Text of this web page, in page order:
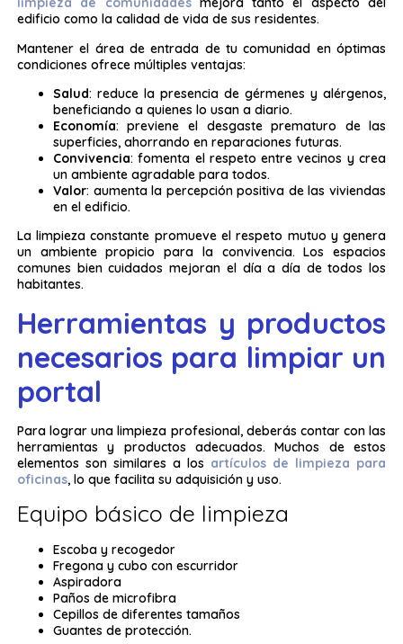
edificio como la calidad de vida de sus residentes.
Mantener el área de entrada de tu comunidad en óptimas
condiciones ofrece múltiples ventajas:
Salud: reduce la presencia de gérmenes y alérgenos,
beneficiando a quienes lo usan a diario.
Economía: previene el desgaste prematuro de las
superficies, ahorrando en reparaciones futuras.
Convivencia: fomenta el respeto entre vecinos y crea
un ambiente agradable para todos.
Valor: aumenta la percepción positiva de las viviendas
en el edificio.
La limpieza constante promueve el respeto mutuo y genera
un ambiente propicio para la convivencia. Los espacios
comunes bien cuidados mejoran el día a día de todos los
habitantes.
Herramientas y productos
necesarios para limpiar un
portal
Para lograr una limpieza profesional, deberás contar con las
herramientas y productos adecuados. Muchos de estos
elementos son similares a los artículos de limpieza para
oficinas, lo que facilita su adquisición y uso.
Equipo básico de limpieza
Escoba y recogedor
Fregona y cubo con escurridor
Aspiradora
Paños de microfibra
Cepillos de diferentes tamaños
Guantes de protección.